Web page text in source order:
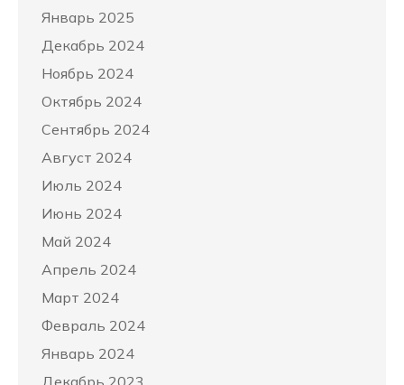
Январь 2025
Декабрь 2024
Ноябрь 2024
Октябрь 2024
Сентябрь 2024
Август 2024
Июль 2024
Июнь 2024
Май 2024
Апрель 2024
Март 2024
Февраль 2024
Январь 2024
Декабрь 2023